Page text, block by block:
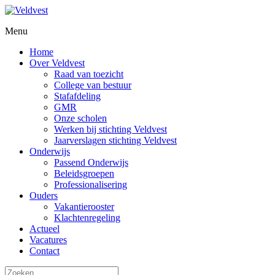
Menu
Home
Over Veldvest
Raad van toezicht
College van bestuur
Stafafdeling
GMR
Onze scholen
Werken bij stichting Veldvest
Jaarverslagen stichting Veldvest
Onderwijs
Passend Onderwijs
Beleidsgroepen
Professionalisering
Ouders
Vakantierooster
Klachtenregeling
Actueel
Vacatures
Contact